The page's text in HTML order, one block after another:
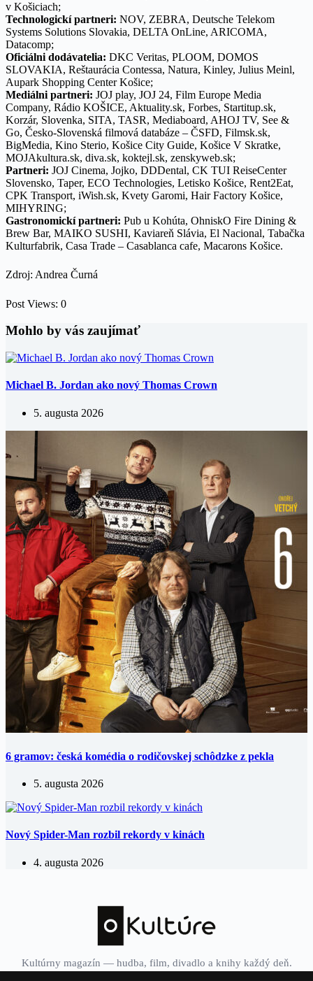
v Košiciach;
Technologickí partneri: NOV, ZEBRA, Deutsche Telekom
Systems Solutions Slovakia, DELTA OnLine, ARICOMA,
Datacomp;
Oficiálni dodávatelia: DKC Veritas, PLOOM, DOMOS
SLOVAKIA, Reštaurácia Contessa, Natura, Kinley, Julius Meinl,
Aupark Shopping Center Košice;
Mediálni partneri: JOJ play, JOJ 24, Film Europe Media
Company, Rádio KOŠICE, Aktuality.sk, Forbes, Startitup.sk,
Korzár, Slovenka, SITA, TASR, Mediaboard, AHOJ TV, See &
Go, Česko-Slovenská filmová databáze – ČSFD, Filmsk.sk,
BigMedia, Kino Sterio, Košice City Guide, Košice V Skratke,
MOJAkultura.sk, diva.sk, koktejl.sk, zenskyweb.sk;
Partneri: JOJ Cinema, Jojko, DDDental, CK TUI ReiseCenter
Slovensko, Taper, ECO Technologies, Letisko Košice, Rent2Eat,
CPK Transport, iWish.sk, Kvety Garomi, Hair Factory Košice,
MIHYRING;
Gastronomickí partneri: Pub u Kohúta, OhniskO Fire Dining &
Brew Bar, MAIKO SUSHI, Kaviareň Slávia, El Nacional, Tabačka
Kulturfabrik, Casa Trade – Casablanca cafe, Macarons Košice.
Zdroj: Andrea Čurná
Post Views: 0
Mohlo by vás zaujímať
Michael B. Jordan ako nový Thomas Crown
5. augusta 2026
6 gramov: česká komédia o rodičovskej schôdzke z pekla
5. augusta 2026
Nový Spider-Man rozbil rekordy v kinách
4. augusta 2026
Kultúrny magazín — hudba, film, divadlo a knihy každý deň.